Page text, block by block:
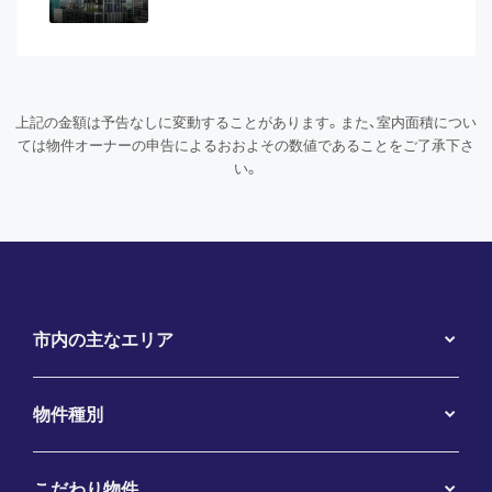
上記の金額は予告なしに変動することがあります。また、室内面積につい
ては物件オーナーの申告によるおおよその数値であることをご了承下さ
い。
市内の主なエリア
物件種別